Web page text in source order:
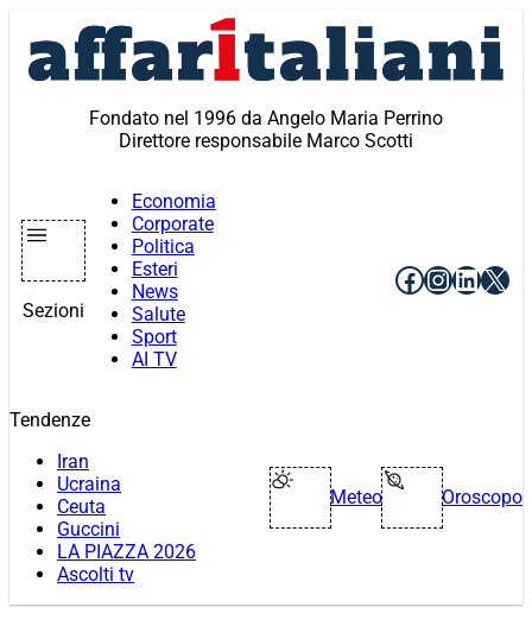
contenuto
Fondato nel 1996 da Angelo Maria Perrino
Direttore responsabile Marco Scotti
Sezioni
Economia
Corporate
Politica
Esteri
News
Salute
Sport
AI TV
Facebook
X
Tendenze
Iran
Ucraina
Ceuta
Guccini
LA PIAZZA 2026
Ascolti tv
Meteo Oroscopo